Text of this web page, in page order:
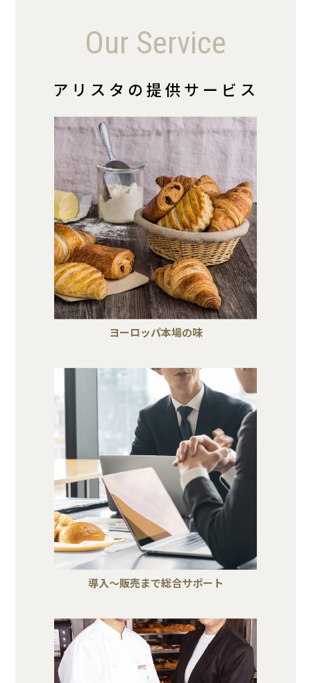
Our Service
アリスタの提供サービス
ヨーロッパ本場の味
導入～販売まで総合サポート